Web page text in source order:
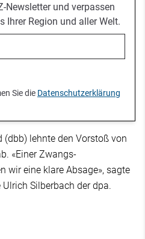
Newsletter und verpassen
Ihrer Region und aller Welt.
Sie die Datenschutzerklärung
(dbb) lehnte den Vorstoß von
«Einer Zwangs-
wir eine klare Absage», sagte
Silberbach der dpa.